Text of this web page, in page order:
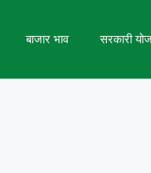
बाजार भाव सरकारी